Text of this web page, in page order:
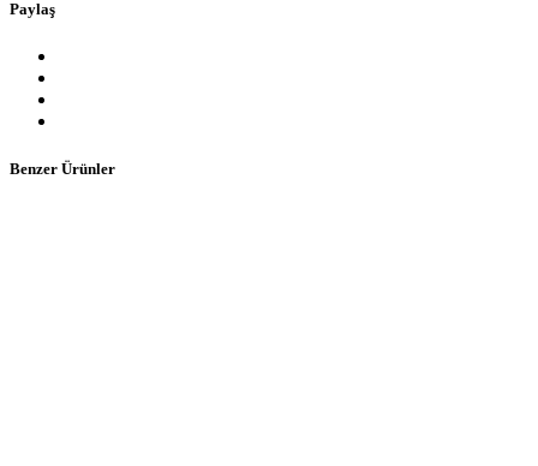
Paylaş
Benzer Ürünler